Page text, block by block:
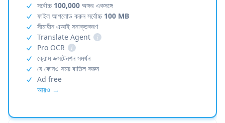
সর্বোচ্চ 100,000 অক্ষর একসঙ্গে
ফাইল আপলোড করুন সর্বোচ্চ 100 MB
সীমাহীন এআই সনাক্তকরণ
Translate Agent
i
Pro OCR
i
ক্রোম এক্সটেনশন সমর্থন
যে কোনও সময় বাতিল করুন
Ad free
আরও →